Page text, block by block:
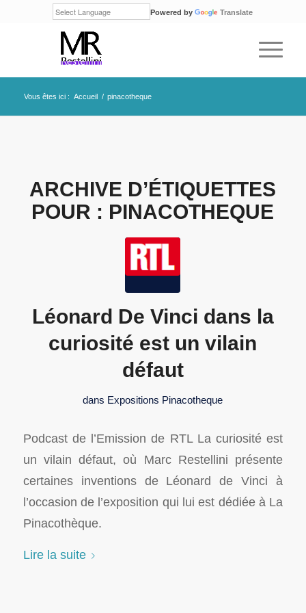
Powered by Translate
Vous êtes ici : Accueil / pinacotheque
ARCHIVE D’ÉTIQUETTES
POUR : PINACOTHEQUE
Léonard De Vinci dans la
curiosité est un vilain
défaut
dans Expositions Pinacotheque
Podcast de l’Emission de RTL La curiosité est
un vilain défaut, où Marc Restellini présente
certaines inventions de Léonard de Vinci à
l’occasion de l’exposition qui lui est dédiée à La
Pinacothèque.
Lire la suite